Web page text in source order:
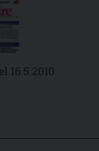
16.5.2010